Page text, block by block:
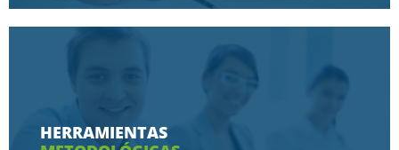
Conoce aquí las razones porque nos eligen
HERRAMIENTAS